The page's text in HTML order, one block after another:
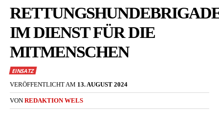
IM DIENST FÜR DIE
MITMENSCHEN
EINSATZ
VERÖFFENTLICHT AM 13. AUGUST 2024
VON REDAKTION WELS